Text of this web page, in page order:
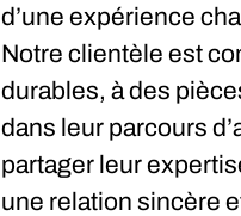
d’une expérience
Notre clientèle est
durables, à des
dans leur parcours
partager leur
une relation sincère